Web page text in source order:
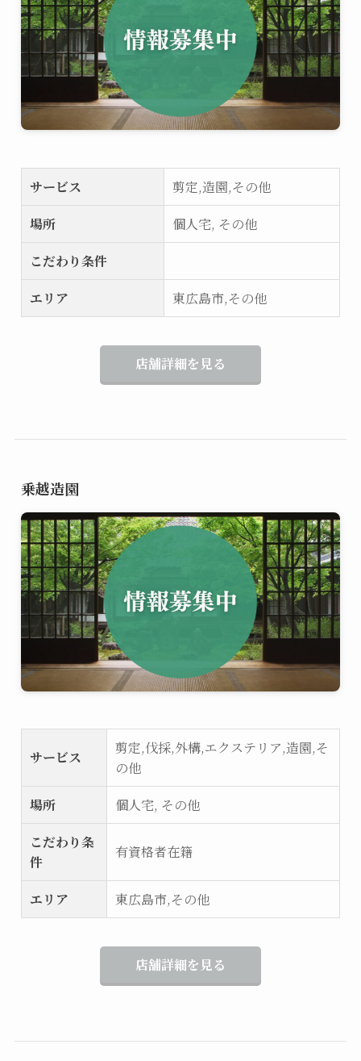
サービス
剪定,造園,その他
場所
個人宅, その他
こだわり条件
エリア
東広島市,その他
店舗詳細を見る
乗越造園
サービス
剪定,伐採,外構,エクステリア,造園,そ
の他
場所
個人宅, その他
こだわり条
件
有資格者在籍
エリア 東広島市,その他
店舗詳細を見る